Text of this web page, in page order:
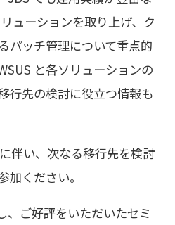
ューションを取り上げ、ク
パッチ管理について重点的
と各ソリューションの
行先の検討に役立つ情報も
伴い、次なる移行先を検討
加ください。
、ご好評をいただいたセミ